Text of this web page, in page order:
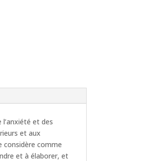
et des
et aux
considère comme
et à élaborer, et